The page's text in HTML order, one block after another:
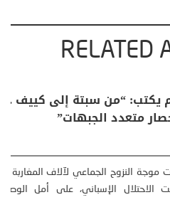
RELATED
المناخية: اكثر
اجتماعي وحضاري (
التغييرات المناخية ” المتطرفة”،
أطردنا ...